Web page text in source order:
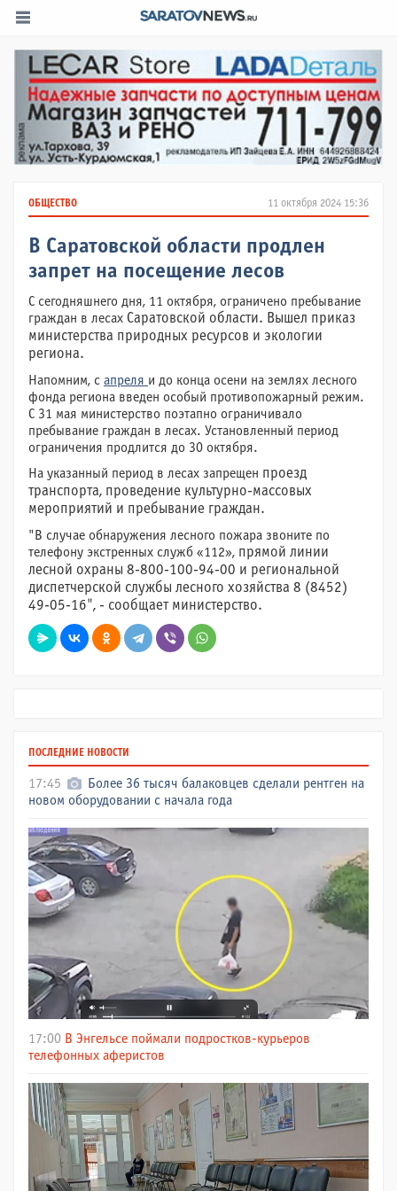
11 октября 2024 15:36
ОБЩЕСТВО
В Саратовской области продлен
запрет на посещение лесов
С сегодняшнего дня, 11 октября, ограничено пребывание
граждан в лесах Саратовской области. Вышел приказ
министерства природных ресурсов и экологии
региона.
Напомним, с апреля и до конца осени на землях лесного
фонда региона введен особый противопожарный режим.
С 31 мая министерство поэтапно ограничивало
пребывание граждан в лесах. Установленный период
ограничения продлится до 30 октября.
На указанный период в лесах запрещен проезд
транспорта, проведение культурно-массовых
мероприятий и пребывание граждан.
"В случае обнаружения лесного пожара звоните по
телефону экстренных служб «112», прямой линии
лесной охраны 8-800-100-94-00 и региональной
диспетчерской службы лесного хозяйства 8 (8452)
49-05-16", - сообщает министерство.
ПОСЛЕДНИЕ НОВОСТИ
17:45
Более 36 тысяч балаковцев сделали рентген на
новом оборудовании с начала года
17:00 В Энгельсе поймали подростков-курьеров
телефонных аферистов